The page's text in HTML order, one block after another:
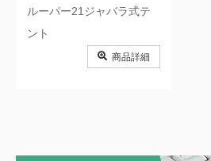
さ）三和サインワークス株式会社
し）篠田ゴム株式会社
ルーパー21ジャバラ式テ
ント
商品詳細